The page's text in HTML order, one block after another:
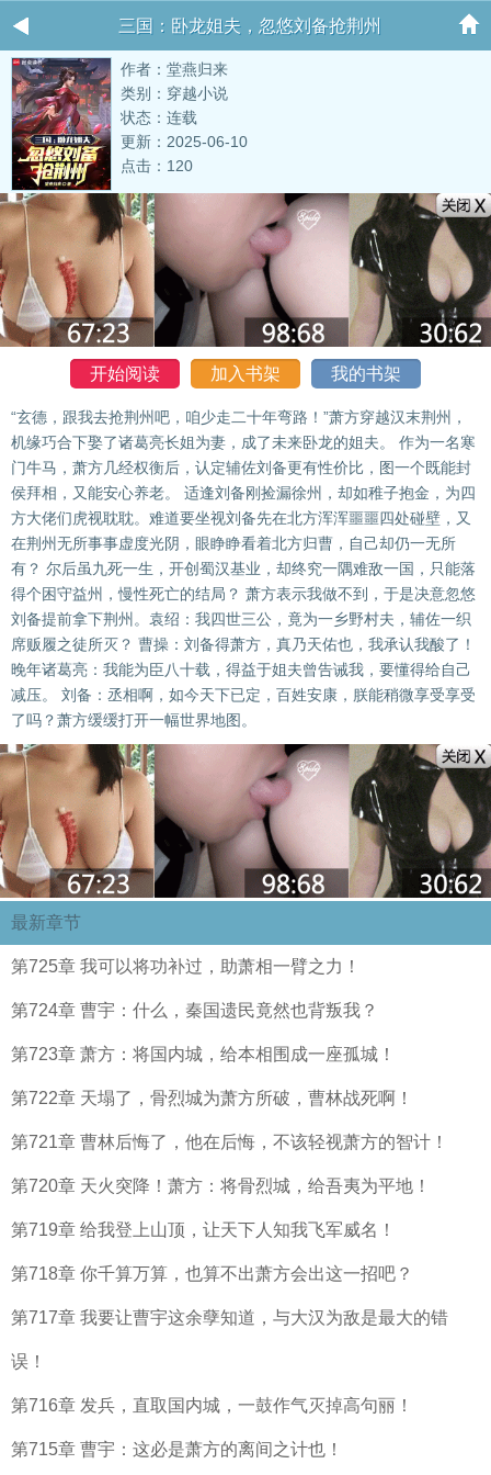
三国：卧龙姐夫，忽悠刘备抢荆州
作者：堂燕归来
类别：穿越小说
状态：连载
更新：2025-06-10
点击：120
开始阅读 加入书架 我的书架
“玄德，跟我去抢荆州吧，咱少走二十年弯路！”萧方穿越汉末荆州，
机缘巧合下娶了诸葛亮长姐为妻，成了未来卧龙的姐夫。 作为一名寒
门牛马，萧方几经权衡后，认定辅佐刘备更有性价比，图一个既能封
侯拜相，又能安心养老。 适逢刘备刚捡漏徐州，却如稚子抱金，为四
方大佬们虎视耽耽。难道要坐视刘备先在北方浑浑噩噩四处碰壁，又
在荆州无所事事虚度光阴，眼睁睁看着北方归曹，自己却仍一无所
有？ 尔后虽九死一生，开创蜀汉基业，却终究一隅难敌一国，只能落
得个困守益州，慢性死亡的结局？ 萧方表示我做不到，于是决意忽悠
刘备提前拿下荆州。袁绍：我四世三公，竟为一乡野村夫，辅佐一织
席贩履之徒所灭？ 曹操：刘备得萧方，真乃天佑也，我承认我酸了！
晚年诸葛亮：我能为臣八十载，得益于姐夫曾告诫我，要懂得给自己
减压。 刘备：丞相啊，如今天下已定，百姓安康，朕能稍微享受享受
了吗？萧方缓缓打开一幅世界地图。
最新章节
第725章 我可以将功补过，助萧相一臂之力！
第724章 曹宇：什么，秦国遗民竟然也背叛我？
第723章 萧方：将国内城，给本相围成一座孤城！
第722章 天塌了，骨烈城为萧方所破，曹林战死啊！
第721章 曹林后悔了，他在后悔，不该轻视萧方的智计！
第720章 天火突降！萧方：将骨烈城，给吾夷为平地！
第719章 给我登上山顶，让天下人知我飞军威名！
第718章 你千算万算，也算不出萧方会出这一招吧？
第717章 我要让曹宇这余孽知道，与大汉为敌是最大的错
误！
第716章 发兵，直取国内城，一鼓作气灭掉高句丽！
第715章 曹宇：这必是萧方的离间之计也！